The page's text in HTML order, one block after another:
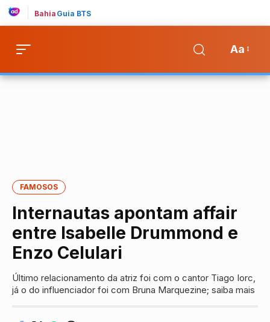
Bahia Guia BTS
Aa
FAMOSOS
Internautas apontam affair
entre Isabelle Drummond e
Enzo Celulari
Último relacionamento da atriz foi com o cantor Tiago Iorc,
já o do influenciador foi com Bruna Marquezine; saiba mais